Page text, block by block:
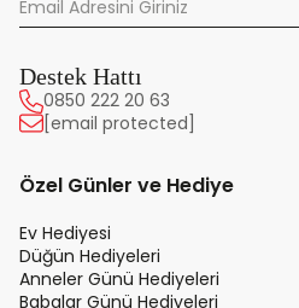
Destek Hattı
0850 222 20 63
[email protected]
Özel Günler ve Hediye
Ev Hediyesi
Düğün Hediyeleri
Anneler Günü Hediyeleri
Babalar Günü Hediyeleri